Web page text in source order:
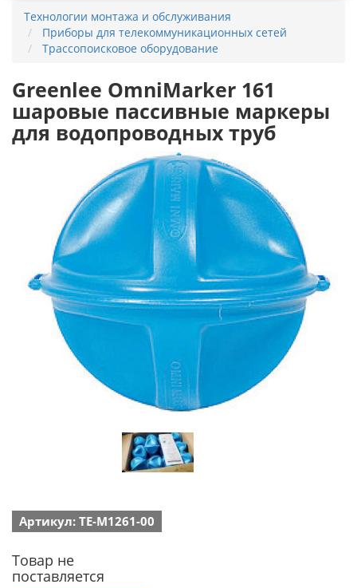
Технологии монтажа и обслуживания
Приборы для телекоммуникационных сетей
Трассопоисковое оборудование
Greenlee OmniMarker 161
шаровые пассивные маркеры
для водопроводных труб
Артикул: TE-M1261-00
Товар не
поставляется